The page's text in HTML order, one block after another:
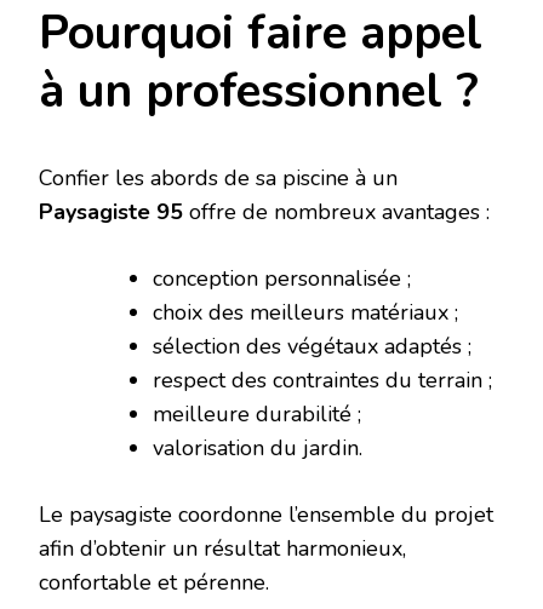
Pourquoi faire appel
à un professionnel ?
Confier les abords de sa piscine à un
Paysagiste 95 offre de nombreux avantages :
conception personnalisée ;
choix des meilleurs matériaux ;
sélection des végétaux adaptés ;
respect des contraintes du terrain ;
meilleure durabilité ;
valorisation du jardin.
Le paysagiste coordonne l’ensemble du projet
afin d’obtenir un résultat harmonieux,
confortable et pérenne.